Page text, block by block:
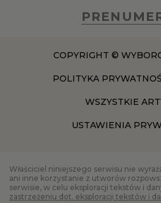
COPYRIGHT ©
POLITYKA
WSZYSTKIE
USTAWIENIA
Właściciel niniejszego serwisu nie
ani inne korzystanie z utworów
serwisie, w celu eksploracji tekstów i
zastrzeżeniu dot. eksploracji tekstów i